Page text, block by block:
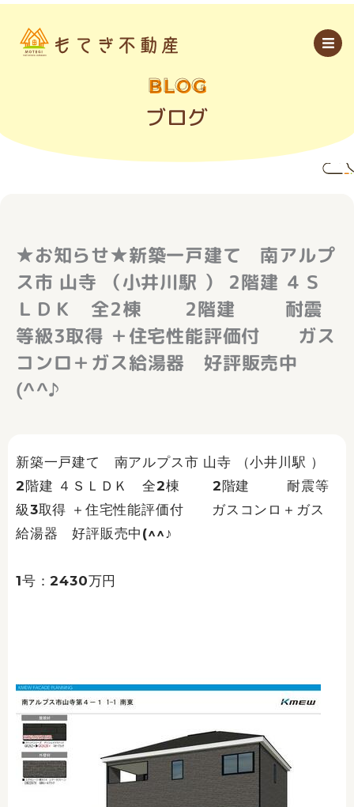
内
BLOG
ブログ
★お知らせ★新築一戸建て 南アルプ
ス市 山寺 （小井川駅 ） 2階建 ４Ｓ
ＬＤＫ 全2棟 2階建 耐震
等級3取得 ＋住宅性能評価付 ガス
コンロ＋ガス給湯器 好評販売中
(^^♪
新築一戸建て 南アルプス市 山寺 （小井川駅 ）
2階建 ４ＳＬＤＫ 全2棟 2階建 耐震等
級3取得 ＋住宅性能評価付 ガスコンロ＋ガス
給湯器 好評販売中(^^♪
1号：2430万円